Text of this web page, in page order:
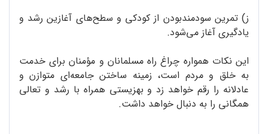
ز) تمرین سودمندبودن از کودکی و سطح‌های آغازین رشد و
یادگیری آغاز می‌شود.
این نکات همواره چراغ راه مسلمانان و مؤمنان برای خدمت
به خلق و مردم است، زمینه ساختن جامعه‌ای متوازن و
عادلانه را رقم خواهد زد و بهزیستی همراه با رشد و تعالی
همگانی را به دنبال خواهد داشت.